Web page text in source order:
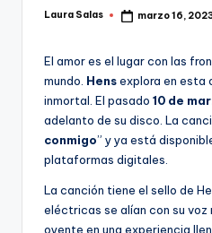
Publicado
Laura Salas marzo 16,
El amor es el lugar con las
mundo. Hensexplora en esta
inmortal. El pasado 10 de
adelanto de su disco. La
conmigo” y ya está
plataformas digitales.
La canción tiene el sello de
eléctricas se alían con su voz
oyente en una experiencia